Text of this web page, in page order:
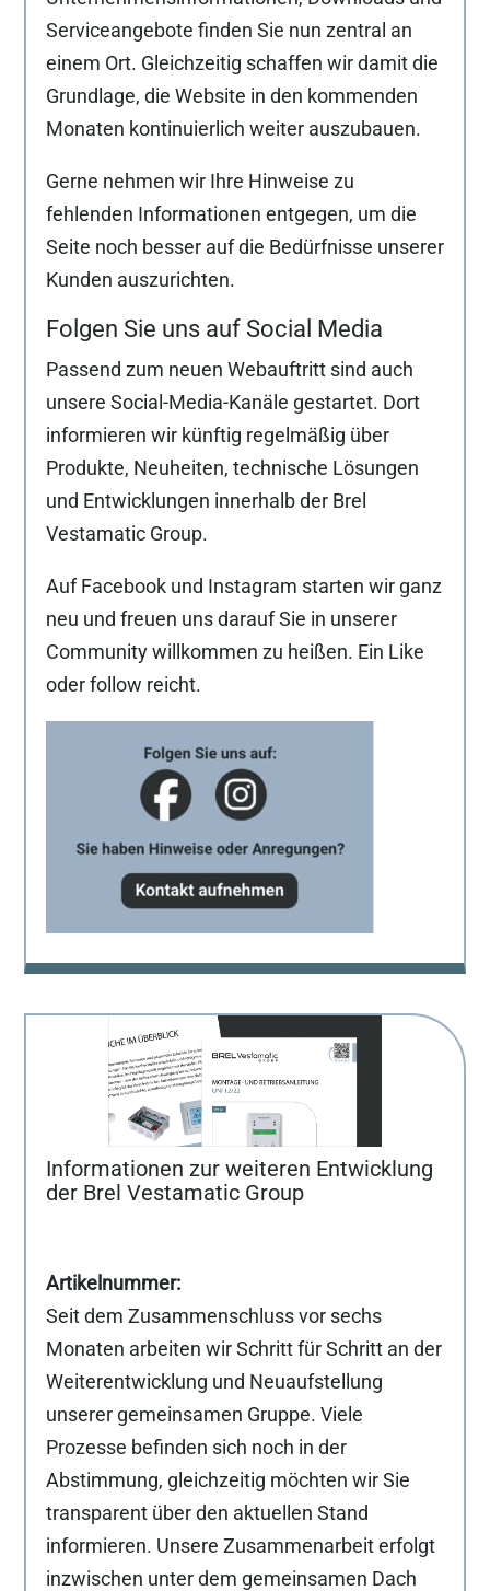
Serviceangebote finden Sie nun zentral an
einem Ort. Gleichzeitig schaffen wir damit die
Grundlage, die Website in den kommenden
Monaten kontinuierlich weiter auszubauen.
Gerne nehmen wir Ihre Hinweise zu
fehlenden Informationen entgegen, um die
Seite noch besser auf die Bedürfnisse unserer
Kunden auszurichten.
Folgen Sie uns auf Social Media
Passend zum neuen Webauftritt sind auch
unsere Social-Media-Kanäle gestartet. Dort
informieren wir künftig regelmäßig über
Produkte, Neuheiten, technische Lösungen
und Entwicklungen innerhalb der Brel
Vestamatic Group.
Auf Facebook und Instagram starten wir ganz
neu und freuen uns darauf Sie in unserer
Community willkommen zu heißen. Ein Like
oder follow reicht.
Informationen zur weiteren Entwicklung
der Brel Vestamatic Group
Seit dem Zusammenschluss vor sechs
Monaten arbeiten wir Schritt für Schritt an der
Weiterentwicklung und Neuaufstellung
unserer gemeinsamen Gruppe. Viele
Prozesse befinden sich noch in der
Abstimmung, gleichzeitig möchten wir Sie
transparent über den aktuellen Stand
informieren. Unsere Zusammenarbeit erfolgt
inzwischen unter dem gemeinsamen Dach